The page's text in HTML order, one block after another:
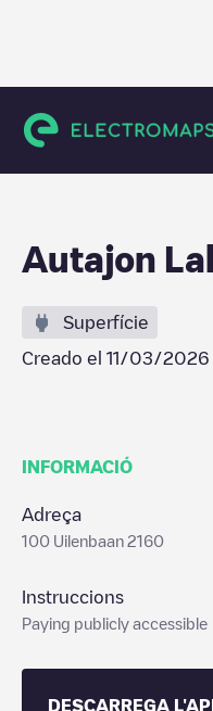
Wommelgem
Autajon
Superfície
Creado el 11/03/2026
INFORMACIÓ
Adreça
100 Uilenbaan 2160
Instruccions
Paying publicly accessible
DESCARREGA